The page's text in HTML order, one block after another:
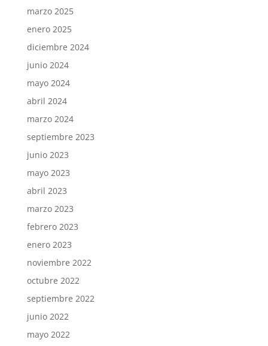
marzo 2025
enero 2025
diciembre 2024
junio 2024
mayo 2024
abril 2024
marzo 2024
septiembre 2023
junio 2023
mayo 2023
abril 2023
marzo 2023
febrero 2023
enero 2023
noviembre 2022
octubre 2022
septiembre 2022
junio 2022
mayo 2022